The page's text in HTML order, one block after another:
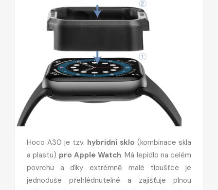
Hoco A30 je tzv. hybridní sklo (kombinace skla
a plastu) pro Apple Watch. Má lepidlo na celém
povrchu a díky extrémně malé tloušťce je
jednoduše přehlédnutelné a zajišťuje plnou